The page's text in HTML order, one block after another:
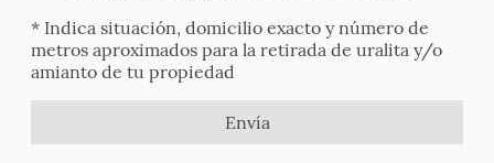
* Indica situación, domicilio exacto y número de
metros aproximados para la retirada de uralita y/o
amianto de tu propiedad
Envía